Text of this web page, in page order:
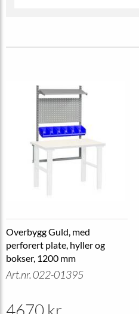
Overbygg Guld, med
perforert plate, hyller og
bokser, 1200 mm
Art.nr. 022-01395
4670 kr